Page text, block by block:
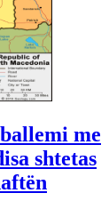
me
shtetas